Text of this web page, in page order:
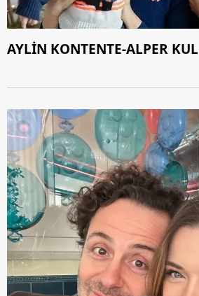
AYLİN KONTENTE-ALPER KUL